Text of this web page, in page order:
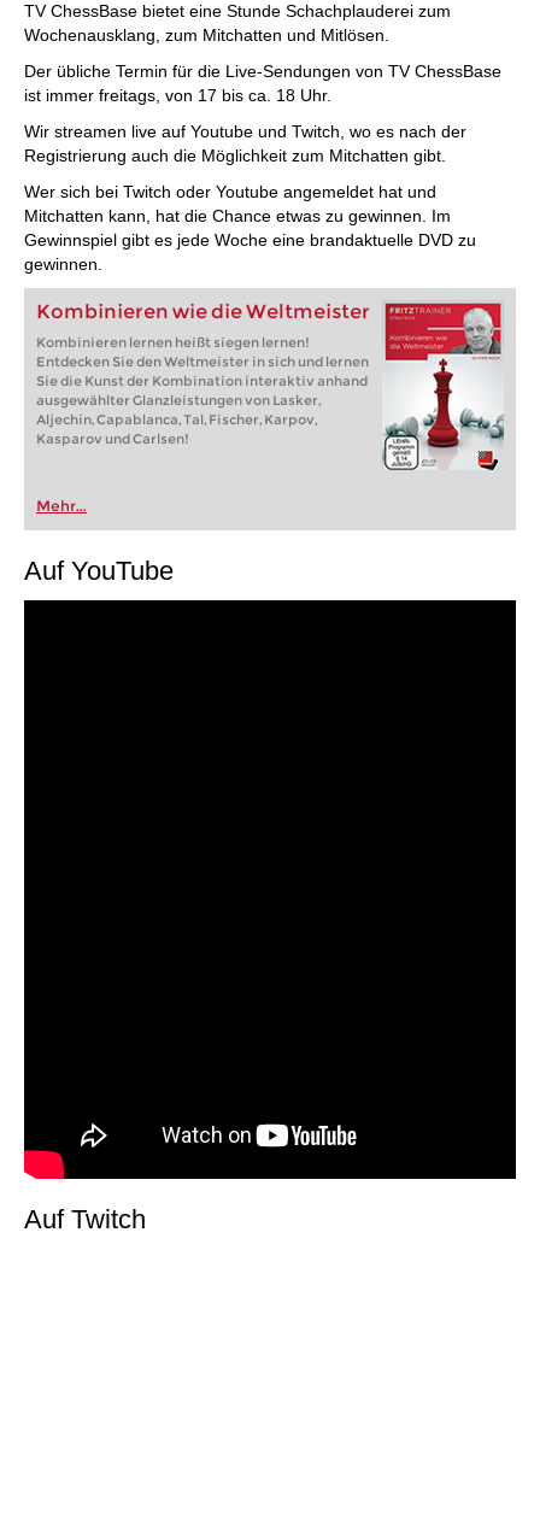
TV ChessBase bietet eine Stunde Schachplauderei zum
Wochenausklang, zum Mitchatten und Mitlösen.
Der übliche Termin für die Live-Sendungen von TV ChessBase
ist immer freitags, von 17 bis ca. 18 Uhr.
Wir streamen live auf Youtube und Twitch, wo es nach der
Registrierung auch die Möglichkeit zum Mitchatten gibt.
Wer sich bei Twitch oder Youtube angemeldet hat und
Mitchatten kann, hat die Chance etwas zu gewinnen. Im
Gewinnspiel gibt es jede Woche eine brandaktuelle DVD zu
gewinnen.
Kombinieren wie die Weltmeister
Kombinieren lernen heißt siegen lernen!
Entdecken Sie den Weltmeister in sich und lernen
Sie die Kunst der Kombination interaktiv anhand
ausgewählter Glanzleistungen von Lasker,
Aljechin, Capablanca, Tal, Fischer, Karpov,
Kasparov und Carlsen!
Mehr...
Auf YouTube
Auf Twitch